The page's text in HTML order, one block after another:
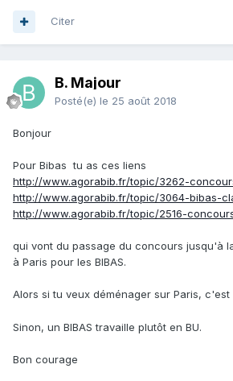
Citer
B. Majour
Posté(e) le 25 août 2018
Bonjour
Pour Bibas tu as ces liens
http://www.agorabib.fr/topic/3262-
http://www.agorabib.fr/topic/3064-bibas-
http://www.agorabib.fr/topic/2516-
qui vont du passage du concours jusqu'à
à Paris pour les BIBAS.
Alors si tu veux déménager sur Paris, c'est
Sinon, un BIBAS travaille plutôt en BU.
Bon courage